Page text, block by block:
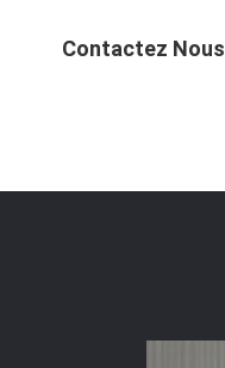
Contactez Nous